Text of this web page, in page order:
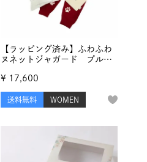
【ラッピング済み】ふわふわ
ヌネットジャガード プルオ
ガード ロングパンツ＆コッ
トンバッグ クリスマスセッ
ト
¥ 17,600
送料無料 WOMEN